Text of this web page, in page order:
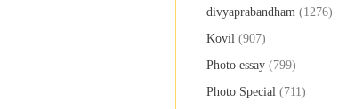
divyaprabandham (1276)
Kovil (907)
Photo essay (799)
Photo Special (711)